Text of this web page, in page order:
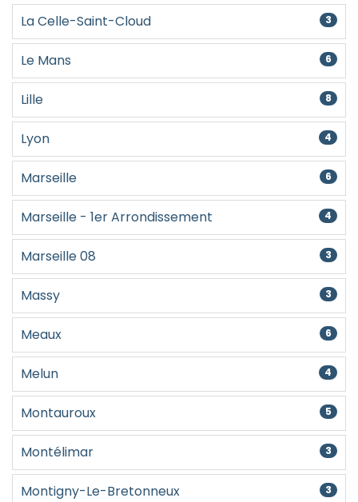
La Celle-Saint-Cloud 3
Le Mans 6
Lille 8
Lyon 4
Marseille 6
Marseille - 1er Arrondissement 4
Marseille 08 3
Massy 3
Meaux 6
Melun 4
Montauroux 5
Montélimar 3
Montigny-Le-Bretonneux 3